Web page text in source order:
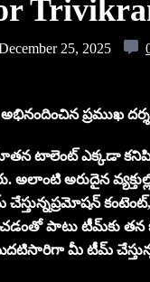
25, 2025
ప్రముఖ
టాలెంట్‌ ఎక్కడా
అలాంటి అరుదైన
పాటు టీమ్‌కు తన
మీ టీమ్‌ చేస్తున్న